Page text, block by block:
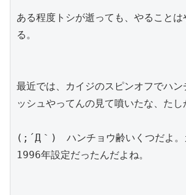
ある程度トシが逝っても、やること
る。
最近では、カイジのスピンオフでハン
ッシュやってんの見て噴いたな、たし
(;´Д｀)　ハンチョウ齢いくつだよ。
1996年設定だったんだよね。